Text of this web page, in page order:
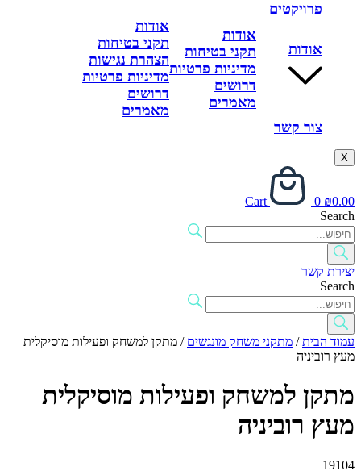
פרויקטים
אודות
אודות
תקני בטיחות
מדיניות פרטיות
דרושים
מאמרים
אודות
תקני בטיחות
הצהרת נגישות
מדיניות פרטיות
דרושים
מאמרים
צור קשר
X
₪0.00
0
Cart
Search
יצירת קשר
Search
עמוד הבית/ מתקני משחק מונגשים / מתקן למשחק ופעילות מוסיקלית
מעץ רוביניה
מתקן למשחק ופעילות מוסיקלית
מעץ רוביניה
19104